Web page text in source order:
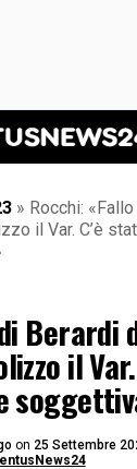
News 24
» Rocchi:
il Var. C’è
Berardi
il
on 25 Settembre